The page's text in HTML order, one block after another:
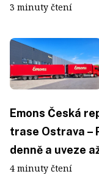
3 minuty čtení
Emons Česká
trase Ostrava –
denně a uveze
4 minuty čtení